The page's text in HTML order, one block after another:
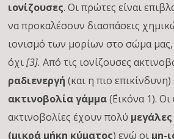
ιονίζουσες. Οι πρώτες είναι
να προκαλέσουν διασπάσεις
ιονισμό των μορίων στο σώμα μας,
όχι[3]. Από τις ιονίζουσες
ραδιενεργή (και η πιο επικίνδυνη)
ακτινοβολία γάμμα(΅Εικόνα 1). Οι
ακτινοβολίες έχουν πολύ
(μικρά μήκη κύματος) ενώ οι μη-